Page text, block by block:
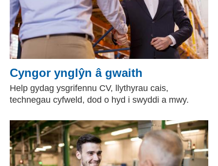
Cyngor ynglŷn â gwaith
Help gydag ysgrifennu CV, llythyrau cais,
technegau cyfweld, dod o hyd i swyddi a mwy.